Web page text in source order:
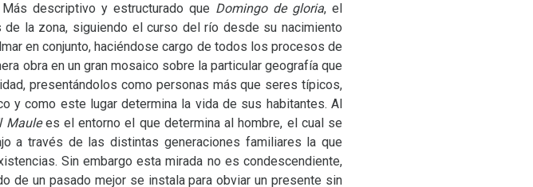
descriptivo y estructurado que Domingo de gloria, el
la zona, siguiendo el curso del río desde su nacimiento
en conjunto, haciéndose cargo de todos los procesos de
obra en un gran mosaico sobre la particular geografía que
presentándolos como personas más que seres típicos,
y como este lugar determina la vida de sus habitantes. Al
Maulees el entorno el que determina al hombre, el cual se
a través de las distintas generaciones familiares la que
Sin embargo esta mirada no es condescendiente,
de un pasado mejor se instala para obviar un presente sin